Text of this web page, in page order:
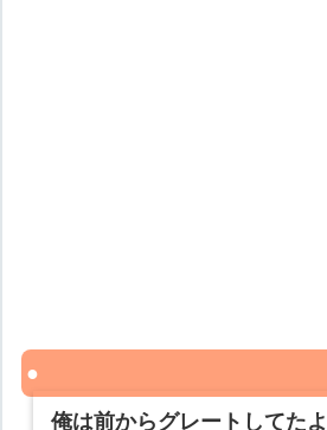
俺は前からグレートしてたよ